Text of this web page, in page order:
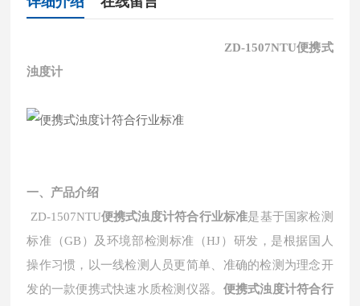
ZD-1507NTU便携式
浊度计
一、产品介绍
ZD-1507NTU便携式浊度计符合行业标准是基于国家检测
标准（GB）及环境部检测标准（HJ）研发，是根据国人
操作习惯，以一线检测人员更简单、准确的检测为理念开
发的一款便携式快速水质检测仪器。 便携式浊度计符合行